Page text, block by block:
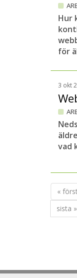
Hur
för
3 okt
vad
«
sista »